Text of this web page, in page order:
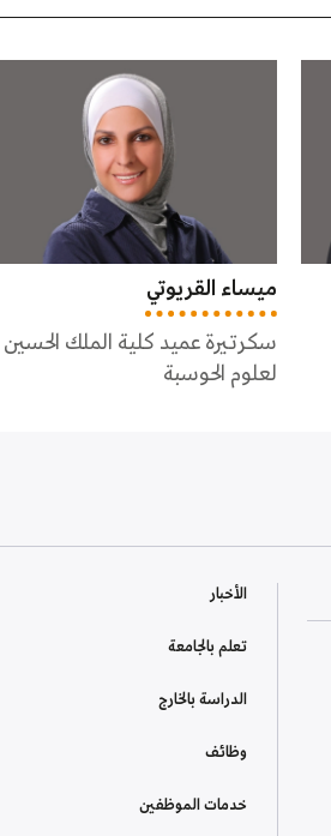
عهود قطاع
سكرتيرة قسم علم الحاسوب
الأخبار
تعلم بالجامعة
الدراسة بالخارج
وظائف
خدمات الموظفين